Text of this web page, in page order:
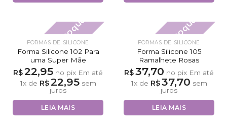
Fora de estoque
FORMAS DE SILICONE
Forma Silicone 102 Para
uma Super Mãe
R$22,95 no pix Em até
1x de R$22,95sem
juros
LEIA MAIS
Fora de estoque
FORMAS DE SILICONE
Forma Silicone 105
Ramalhete Rosas
R$37,70 no pix Em até
1x de R$37,70 sem
juros
LEIA MAIS